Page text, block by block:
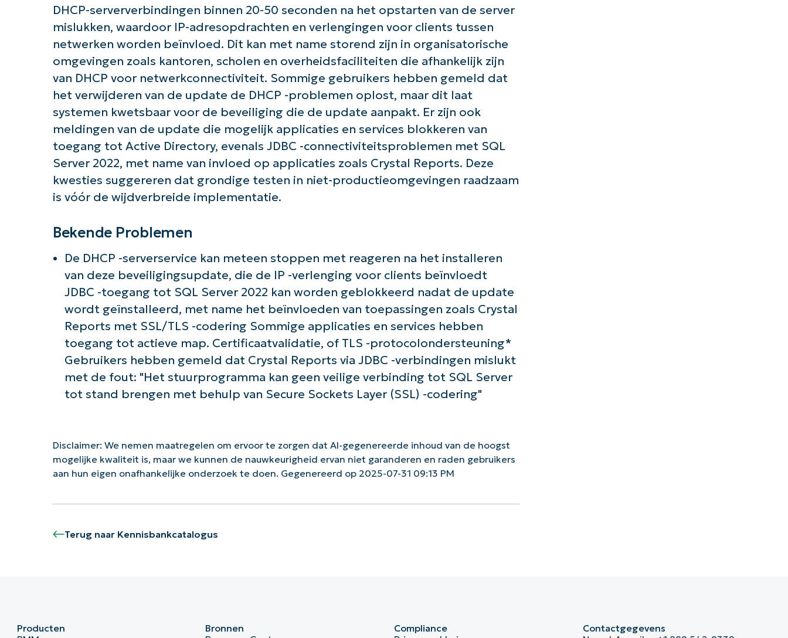
DHCP-serververbindingen binnen 20-50 seconden na het opstarten van de server
mislukken, waardoor IP-adresopdrachten en verlengingen voor clients tussen
netwerken worden beïnvloed. Dit kan met name storend zijn in organisatorische
omgevingen zoals kantoren, scholen en overheidsfaciliteiten die afhankelijk zijn
van DHCP voor netwerkconnectiviteit. Sommige gebruikers hebben gemeld dat
het verwijderen van de update de DHCP -problemen oplost, maar dit laat
systemen kwetsbaar voor de beveiliging die de update aanpakt. Er zijn ook
meldingen van de update die mogelijk applicaties en services blokkeren van
toegang tot Active Directory, evenals JDBC -connectiviteitsproblemen met SQL
Server 2022, met name van invloed op applicaties zoals Crystal Reports. Deze
kwesties suggereren dat grondige testen in niet-productieomgevingen raadzaam
is vóór de wijdverbreide implementatie.
Bekende Problemen
De DHCP -serverservice kan meteen stoppen met reageren na het installeren
van deze beveiligingsupdate, die de IP -verlenging voor clients beïnvloedt
JDBC -toegang tot SQL Server 2022 kan worden geblokkeerd nadat de update
wordt geïnstalleerd, met name het beïnvloeden van toepassingen zoals Crystal
Reports met SSL/TLS -codering Sommige applicaties en services hebben
toegang tot actieve map. Certificaatvalidatie, of TLS -protocolondersteuning*
Gebruikers hebben gemeld dat Crystal Reports via JDBC -verbindingen mislukt
met de fout: "Het stuurprogramma kan geen veilige verbinding tot SQL Server
tot stand brengen met behulp van Secure Sockets Layer (SSL) -codering"
Disclaimer: We nemen maatregelen om ervoor te zorgen dat AI-gegenereerde inhoud van de hoogst
mogelijke kwaliteit is, maar we kunnen de nauwkeurigheid ervan niet garanderen en raden gebruikers
aan hun eigen onafhankelijke onderzoek te doen. Gegenereerd op 2025-07-31 09:13 PM
Terug naar Kennisbankcatalogus
Producten
Bronnen
Compliance
Contactgegevens